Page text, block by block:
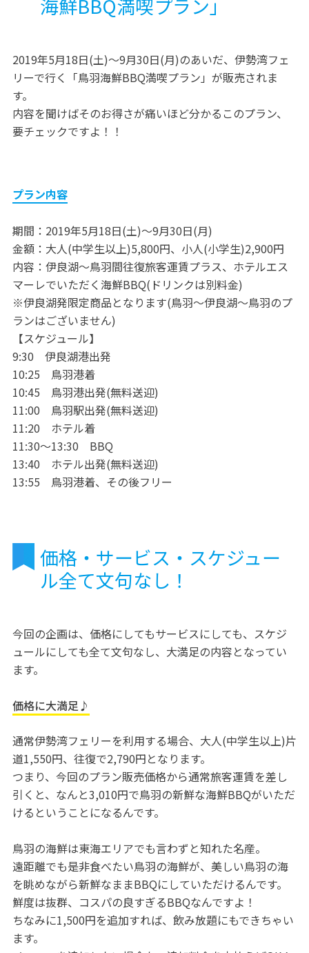
海鮮BBQ満喫プラン」
2019年5月18日(土)～9月30日(月)のあいだ、伊勢湾フェ
リーで行く「鳥羽海鮮BBQ満喫プラン」が販売されま
す。
内容を聞けばそのお得さが痛いほど分かるこのプラン、
要チェックですよ！！
プラン内容
期間：2019年5月18日(土)～9月30日(月)
金額：大人(中学生以上)5,800円、小人(小学生)2,900円
内容：伊良湖～鳥羽間往復旅客運賃プラス、ホテルエス
マーレでいただく海鮮BBQ(ドリンクは別料金)
※伊良湖発限定商品となります(鳥羽～伊良湖～鳥羽のプ
ランはございません)
【スケジュール】
9:30 伊良湖港出発
10:25 鳥羽港着
10:45 鳥羽港出発(無料送迎)
11:00 鳥羽駅出発(無料送迎)
11:20 ホテル着
11:30～13:30 BBQ
13:40 ホテル出発(無料送迎)
13:55 鳥羽港着、その後フリー
価格・サービス・スケジュー
ル全て文句なし！
今回の企画は、価格にしてもサービスにしても、スケジ
ュールにしても全て文句なし、大満足の内容となってい
ます。
価格に大満足♪
通常伊勢湾フェリーを利用する場合、大人(中学生以上)片
道1,550円、往復で2,790円となります。
つまり、今回のプラン販売価格から通常旅客運賃を差し
引くと、なんと3,010円で鳥羽の新鮮な海鮮BBQがいただ
けるということになるんです。
鳥羽の海鮮は東海エリアでも言わずと知れた名産。
遠距離でも是非食べたい鳥羽の海鮮が、美しい鳥羽の海
を眺めながら新鮮なままBBQにしていただけるんです。
鮮度は抜群、コスパの良すぎるBBQなんですよ！
ちなみに1,500円を追加すれば、飲み放題にもできちゃい
ます。